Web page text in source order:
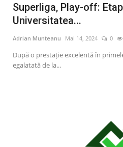
Superliga, Play-off:
Universitatea...
Adrian Munteanu Mai 14, 2024 0
După o prestaţie excelentă în
egalatată de la...